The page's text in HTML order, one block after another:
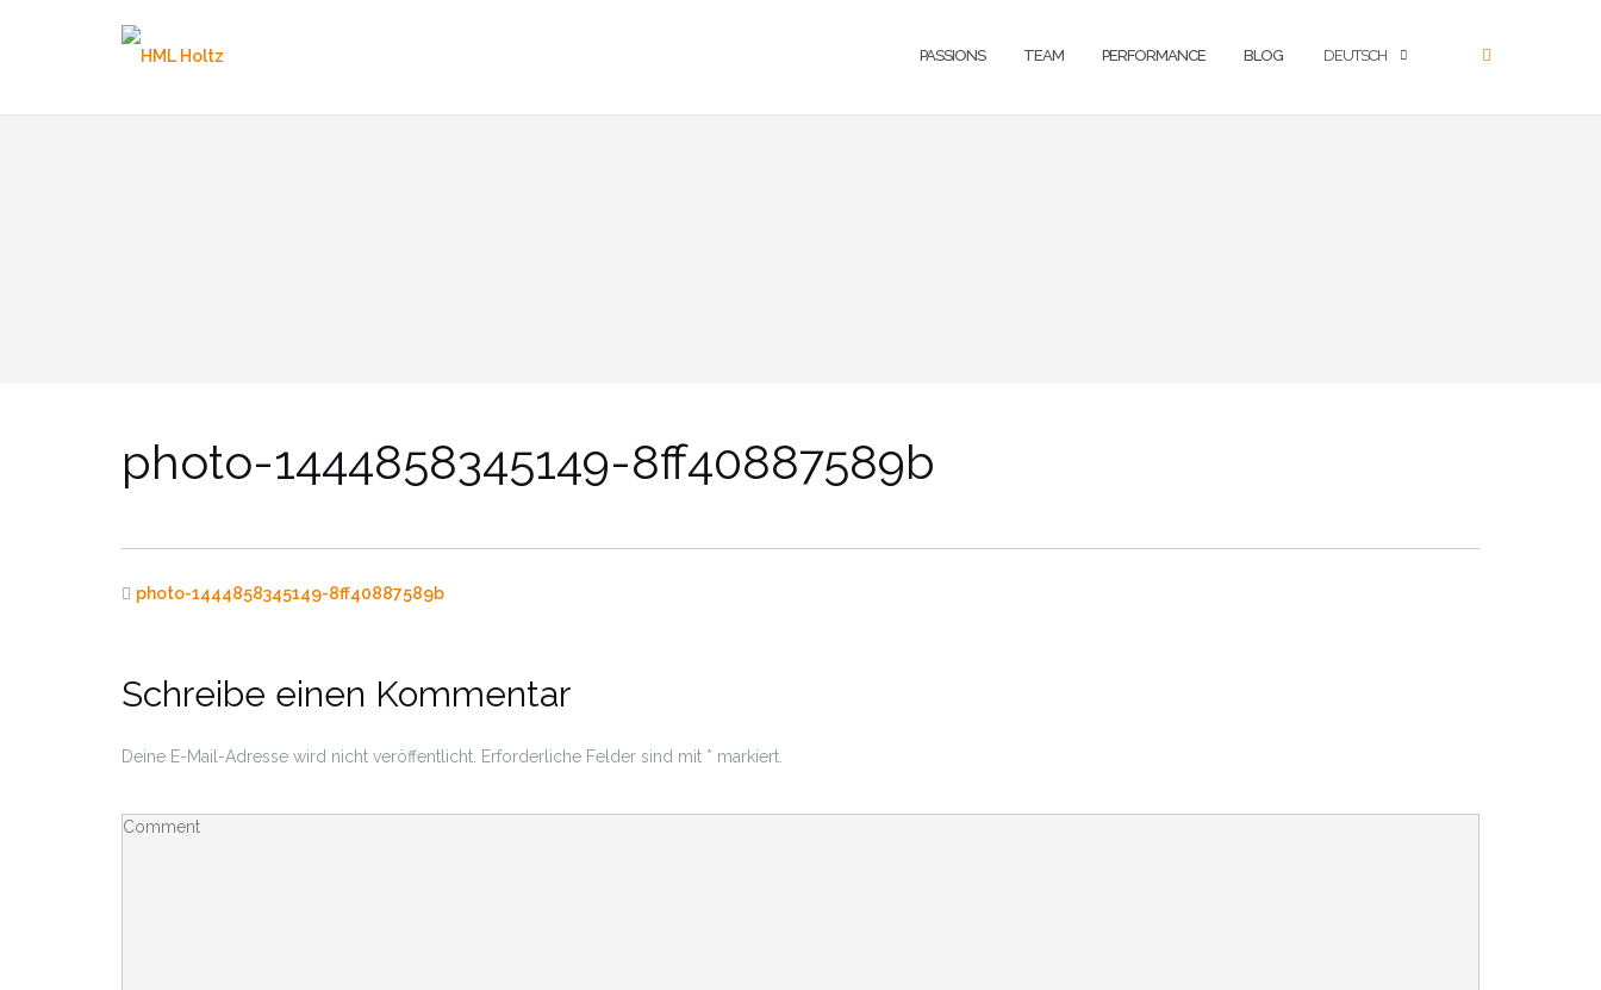
PASSIONS TEAM PERFORMANCE BLOG DEUTSCH
photo-1444858345149-8ff40887589b
photo-1444858345149-8ff40887589b
Schreibe einen Kommentar
Deine E-Mail-Adresse wird nicht veröffentlicht. Erforderliche Felder sind mit * markiert.